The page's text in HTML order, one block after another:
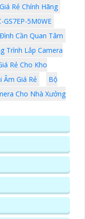
Rẻ Chính Hãng
5M0WE
Cần Quan Tâm
Trình Lắp Camera
Rẻ Cho Kho
Âm Giá Rẻ
Bộ
Cho Nhà Xưởng